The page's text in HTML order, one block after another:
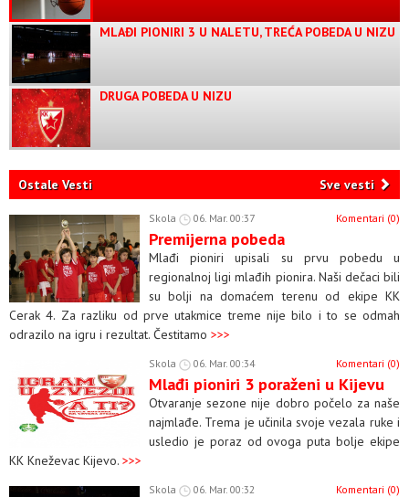
MLAĐI PIONIRI 3 U NALETU, TREĆA POBEDA U NIZU
DRUGA POBEDA U NIZU
Ostale Vesti Sve vesti
Skola 06. Mar. 00:37 Komentari (0)
Premijerna pobeda
Mlađi pioniri upisali su prvu pobedu u
regionalnoj ligi mlađih pionira. Naši dečaci bili
su bolji na domaćem terenu od ekipe KK
Cerak 4. Za razliku od prve utakmice treme nije bilo i to se odmah
odrazilo na igru i rezultat. Čestitamo >>>
Skola 06. Mar. 00:34 Komentari (0)
Mlađi pioniri 3 poraženi u Kijevu
Otvaranje sezone nije dobro počelo za naše
najmlađe. Trema je učinila svoje vezala ruke i
usledio je poraz od ovoga puta bolje ekipe
KK Kneževac Kijevo. >>>
Skola 06. Mar. 00:32 Komentari (0)